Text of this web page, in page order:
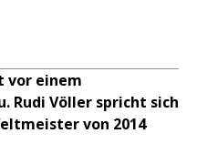
vor einem
Rudi Völler spricht sich
von 2014